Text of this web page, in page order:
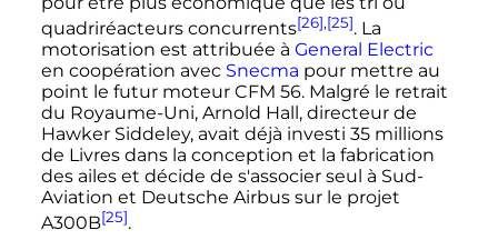
quadriréacteurs concurrents[26],[25]. La
motorisation est attribuée à General Electric
en coopération avec Snecma pour mettre au
point le futur moteur CFM 56. Malgré le retrait
du Royaume-Uni, Arnold Hall, directeur de
Hawker Siddeley, avait déjà investi 35 millions
de Livres dans la conception et la fabrication
des ailes et décide de s'associer seul à Sud-
Aviation et Deutsche Airbus sur le projet
A300B[25].